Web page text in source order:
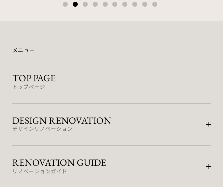
メニュー
TOP PAGE
トップページ
DESIGN RENOVATION
デザインリノベーション
RENOVATION GUIDE
リノベーションガイド